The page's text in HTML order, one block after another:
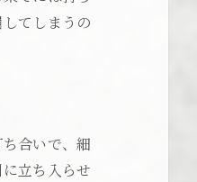
てしまうの
合いで、細
立ち入らせ